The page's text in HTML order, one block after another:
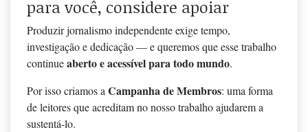
para você, considere apoiar
Produzir jornalismo independente exige tempo,
investigação e dedicação — e queremos que esse trabalho
continueaberto e acessível para todo mundo.
Por isso criamos aCampanha de Membros: uma forma
de leitores que acreditam no nosso trabalho ajudarem a
sustentá-lo.